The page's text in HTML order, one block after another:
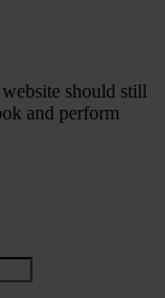
should still
and perform